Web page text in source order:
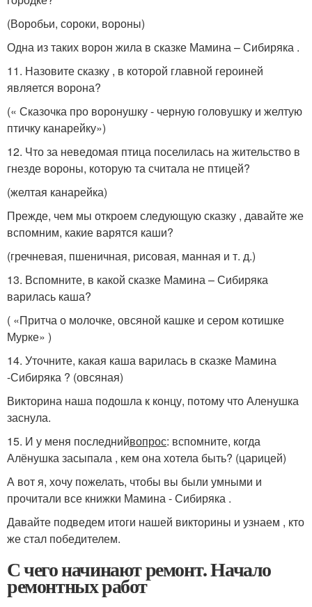
(Воробьи, сороки, вороны)
Одна из таких ворон жила в сказке Мамина – Сибиряка .
11. Назовите сказку , в которой главной героиней
является ворона?
(« Сказочка про воронушку - черную головушку и желтую
птичку канарейку»)
12. Что за неведомая птица поселилась на жительство в
гнезде вороны, которую та считала не птицей?
(желтая канарейка)
Прежде, чем мы откроем следующую сказку , давайте же
вспомним, какие варятся каши?
(гречневая, пшеничная, рисовая, манная и т. д.)
13. Вспомните, в какой сказке Мамина – Сибиряка
варилась каша?
( «Притча о молочке, овсяной кашке и сером котишке
Мурке» )
14. Уточните, какая каша варилась в сказке Мамина
-Сибиряка ? (овсяная)
Викторина наша подошла к концу, потому что Аленушка
заснула.
15. И у меня последнийвопрос: вспомните, когда
Алёнушка засыпала , кем она хотела быть? (царицей)
А вот я, хочу пожелать, чтобы вы были умными и
прочитали все книжки Мамина - Сибиряка .
Давайте подведем итоги нашей викторины и узнаем , кто
же стал победителем.
С чего начинают ремонт. Начало
ремонтных работ